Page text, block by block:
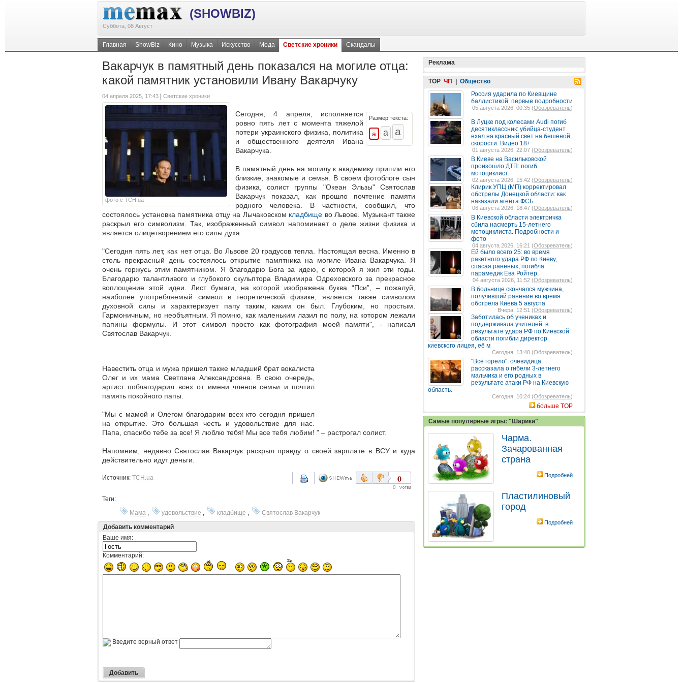
(SHOWBIZ)
Суббота, 08 Август
Главная ShowBiz Кино Музыка Искусство Мода Светские хроники Скандалы
Вакарчук в памятный день показался на могиле отца:
какой памятник установили Ивану Вакарчуку
04 апреля 2025, 17:43 Светские хроники
фото с ТСН.ua
Размер текста:
Сегодня, 4 апреля, исполняется
ровно пять лет с момента тяжелой
потери украинского физика, политика
и общественного деятеля Ивана
Вакарчука.
В памятный день на могилу к академику пришли его
близкие, знакомые и семья. В своем фотоблоге сын
физика, солист группы "Океан Эльзы" Святослав
Вакарчук показал, как прошло почтение памяти
родного человека. В частности, сообщил, что
состоялось установка памятника отцу на Лычаковском кладбище во Львове. Музыкант также
раскрыл его символизм. Так, изображенный символ напоминает о деле жизни физика и
является олицетворением его силы духа.
"Сегодня пять лет, как нет отца. Во Львове 20 градусов тепла. Настоящая весна. Именно в
столь прекрасный день состоялось открытие памятника на могиле Ивана Вакарчука. Я
очень горжусь этим памятником. Я благодарю Бога за идею, с которой я жил эти годы.
Благодарю талантливого и глубокого скульптора Владимира Одреховского за прекрасное
воплощение этой идеи. Лист бумаги, на которой изображена буква “Пси”, – пожалуй,
наиболее употребляемый символ в теоретической физике, является также символом
духовной силы и характеризует папу таким, каким он был. Глубоким, но простым.
Гармоничным, но необъятным. Я помню, как маленьким лазил по полу, на котором лежали
папины формулы. И этот символ просто как фотография моей памяти", - написал
Святослав Вакарчук.
Навестить отца и мужа пришел также младший брат вокалиста
Олег и их мама Светлана Александровна. В свою очередь,
артист поблагодарил всех от имени членов семьи и почтил
память покойного папы.
"Мы с мамой и Олегом благодарим всех кто сегодня пришел
на открытие. Это большая честь и удовольствие для нас.
Папа, спасибо тебе за все! Я люблю тебя! Мы все тебя любим! " – растрогал солист.
Напомним, недавно Святослав Вакарчук раскрыл правду о своей зарплате в ВСУ и куда
действительно идут деньги.
Источник: ТСН.ua 0
0
Теги:
Мама , удовольствие , кладбище ,
Святослав Вакарчук
Добавить комментарий
Ваше имя:
Комментарий:
Введите верный ответ
Реклама
TOP ЧП
Общество
Россия ударила по Киевщине
баллистикой: первые подробности
05 августа 2026, 00:35 (Обозреватель)
В Луцке под колесами Audi погиб
десятиклассник: убийца-студент
ехал на красный свет на бешеной
скорости. Видео 18+
01 августа 2026, 22:07 (Обозреватель)
В Киеве на Васильковской
произошло ДТП: погиб
мотоциклист.
02 августа 2026, 15:42 (Обозреватель)
Клирик УПЦ (МП) корректировал
обстрелы Донецкой области: как
наказали агента ФСБ
06 августа 2026, 18:47 (Обозреватель)
В Киевской области электричка
сбила насмерть 15-летнего
мотоциклиста. Подробности и
фото
04 августа 2026, 16:21 (Обозреватель)
Ей было всего 25: во время
ракетного удара РФ по Киеву,
спасая раненых, погибла
парамедик Ева Ройтер.
04 августа 2026, 11:52 (Обозреватель)
В больнице скончался мужчина,
получивший ранение во время
обстрела Киева 5 августа
Вчера, 12:51 (Обозреватель)
Заботилась об учениках и
поддерживала учителей: в
результате удара РФ по Киевской
области погибли директор
киевского лицея, её м
Сегодня, 13:40 (Обозреватель)
"Всё горело": очевидица
рассказала о гибели 3-летнего
мальчика и его родных в
результате атаки РФ на Киевскую
область.
Сегодня, 10:24 (Обозреватель)
больше TOP
Самые популярные игры: "Шарики"
Чарма.
Зачарованная
страна
Подробней
Пластилиновый
город
Подробней